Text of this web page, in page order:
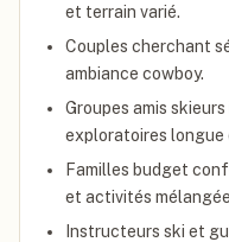
et terrain varié.
Couples cherchant
ambiance cowboy.
Groupes amis
exploratoires longue
Familles budget
et activités
Instructeurs ski et